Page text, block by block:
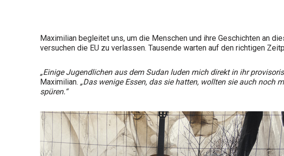
Maximilian begleitet uns, um die Menschen und ihre Geschichten an
versuchen die EU zu verlassen. Tausende warten auf den richtigen
„Einige Jugendlichen aus dem Sudan luden mich direkt in ihr
Maximilian. „Das wenige Essen, das sie hatten, wollten sie auch noch
spüren.“